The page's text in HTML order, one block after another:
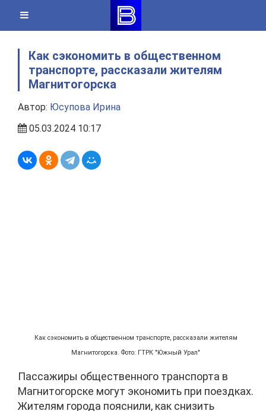
content
Как сэкономить в общественном
транспорте, рассказали жителям
Магнитогорска
Автор: Юсупова Ирина
05.03.2024 10:17
Как сэкономить в общественном транспорте, рассказали жителям
Магнитогорска. Фото: ГТРК "Южный Урал"
Пассажиры общественного транспорта в
Магнитогорске могут экономить при поездках.
Жителям города пояснили, как снизить